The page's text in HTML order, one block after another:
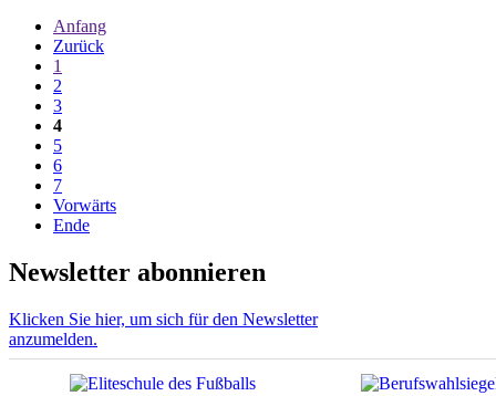
Anfang
Zurück
1
2
3
4
5
6
7
Vorwärts
Ende
Newsletter abonnieren
Klicken Sie hier, um sich für den Newsletter
anzumelden.